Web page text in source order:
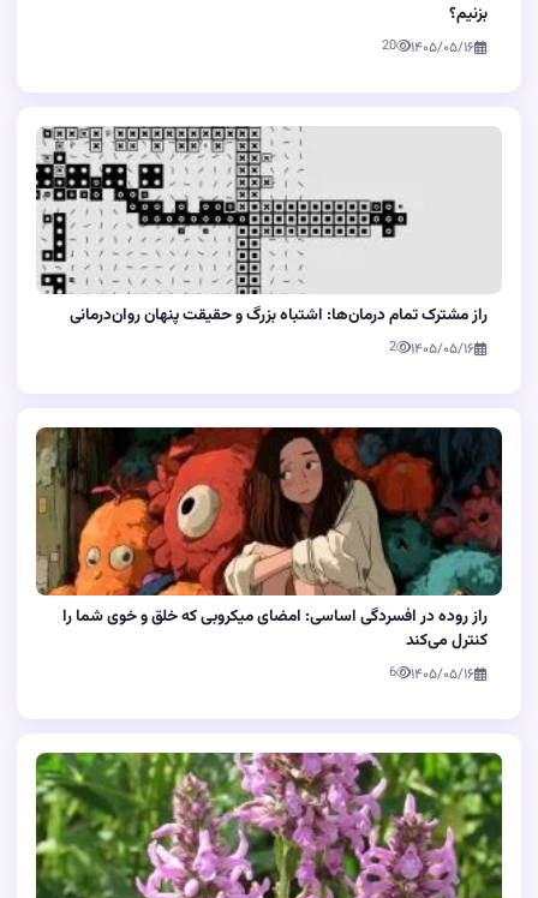
بزنیم؟
۱۴۰۵/۰۵/۱۶ 20
راز مشترک تمام درمان‌ها: اشتباه بزرگ و حقیقت پنهان روان‌درمانی
۱۴۰۵/۰۵/۱۶ 2
راز روده در افسردگی اساسی: امضای میکروبی که خلق و خوی شما را
کنترل می‌کند
۱۴۰۵/۰۵/۱۶ 6